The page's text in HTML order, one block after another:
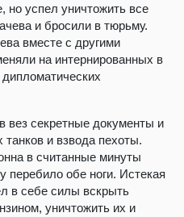
но успел уничтожить все
и бросили в тюрьму.
вместе с другими
на интернированных в
вез секретные документы и
и взвода пехоты.
в считанные минуты
перебило обе ноги. Истекая
в себе силы вскрыть
уничтожить их и